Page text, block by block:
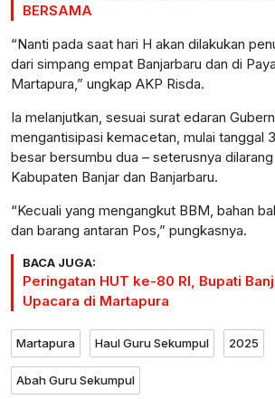
BERSAMA
“Nanti pada saat hari H akan dilakukan
dari simpang empat Banjarbaru dan di
Martapura,” ungkap AKP Risda.
Ia melanjutkan, sesuai surat edaran
mengantisipasi kemacetan, mulai tanggal
besar bersumbu dua – seterusnya
Kabupaten Banjar dan Banjarbaru.
“Kecuali yang mengangkut BBM, bahan
dan barang antaran Pos,” pungkasnya.
BACA JUGA:
Peringatan HUT ke-80 RI, Bupati
Upacara di Martapura
Martapura Haul Guru Sekumpul 2025
Abah Guru Sekumpul